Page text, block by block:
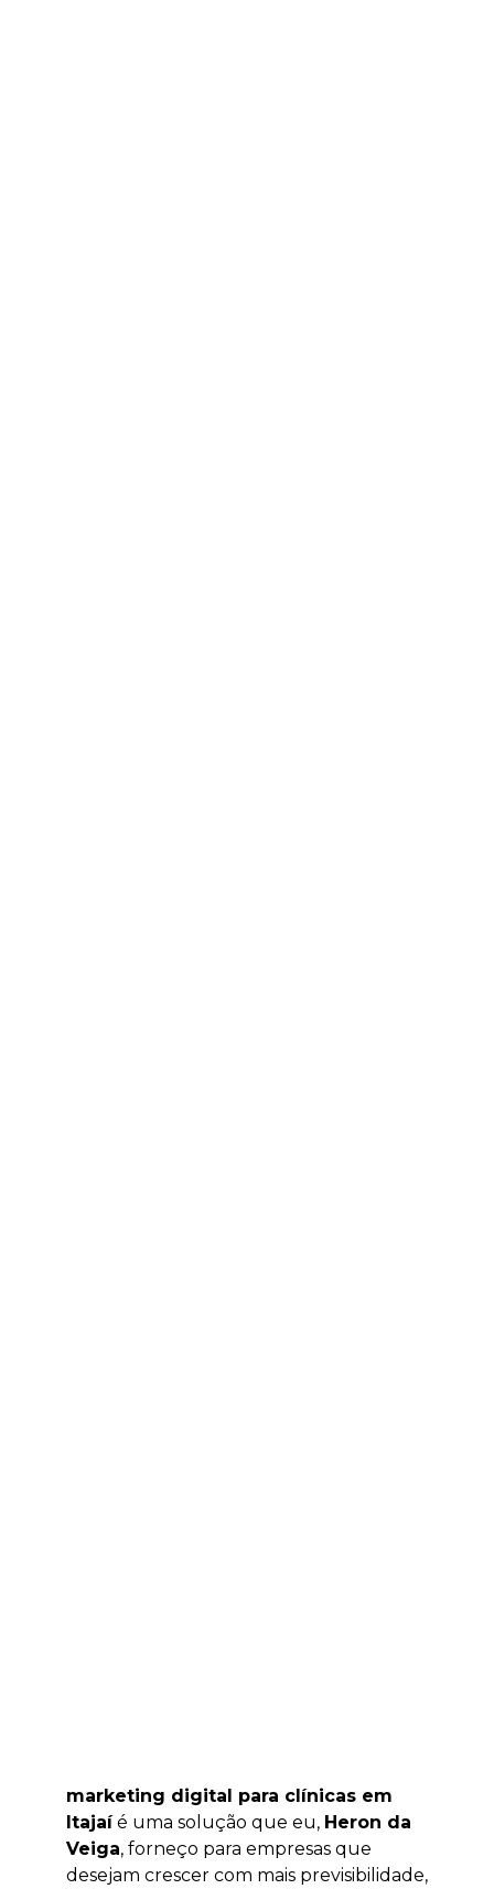
marketing digital para clínicas em
Itajaíé uma solução que eu, Heron da
Veiga, forneço para empresas que
desejam crescer com mais previsibilidade,